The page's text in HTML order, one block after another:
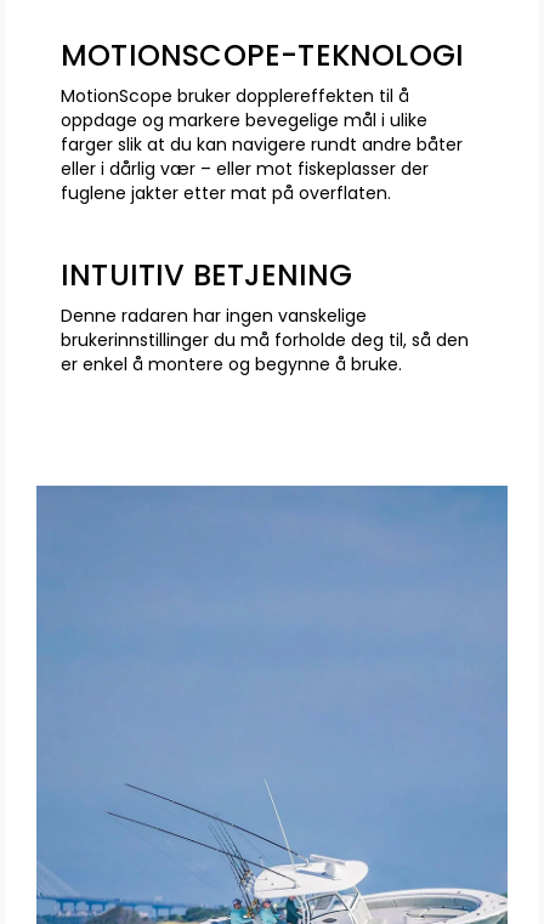
MOTIONSCOPE-TEKNOLOGI
MotionScope bruker dopplereffekten til å
oppdage og markere bevegelige mål i ulike
farger slik at du kan navigere rundt andre båter
eller i dårlig vær – eller mot fiskeplasser der
fuglene jakter etter mat på overflaten.
INTUITIV BETJENING
Denne radaren har ingen vanskelige
brukerinnstillinger du må forholde deg til, så den
er enkel å montere og begynne å bruke.